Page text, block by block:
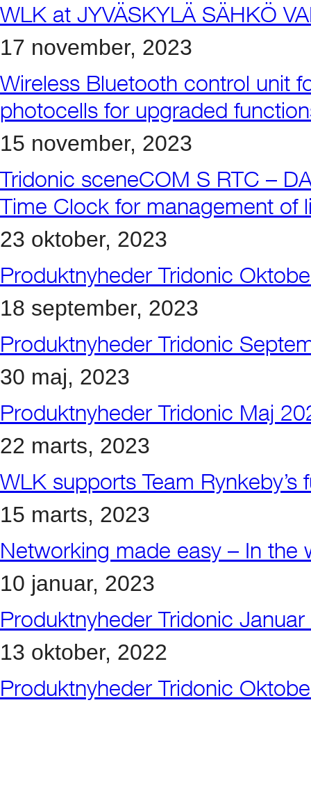
WLK at JYVÄSKYLÄ SÄHKÖ
17 november, 2023
Wireless Bluetooth control unit
photocells for upgraded
15 november, 2023
Tridonic sceneCOM S RTC –
Time Clock for management of
23 oktober, 2023
Produktnyheder Tridonic
18 september, 2023
Produktnyheder Tridonic
30 maj, 2023
Produktnyheder Tridonic Maj
22 marts, 2023
WLK supports Team
15 marts, 2023
Networking made easy – In the
10 januar, 2023
Produktnyheder Tridonic
13 oktober, 2022
Produktnyheder Tridonic